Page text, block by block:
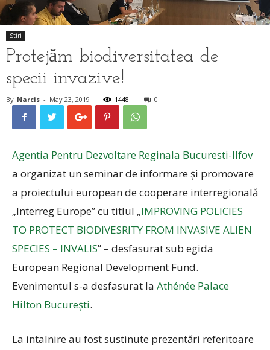
Stiri
Protejăm biodiversitatea de
specii invazive!
By Narcis - May 23, 2019 1448 0
Agentia Pentru Dezvoltare Reginala Bucuresti-Ilfov
a organizat un seminar de informare și promovare
a proiectului european de cooperare interregională
„Interreg Europe” cu titlul „IMPROVING POLICIES
TO PROTECT BIODIVESRITY FROM INVASIVE ALIEN
SPECIES – INVALIS” – desfasurat sub egida
European Regional Development Fund.
Evenimentul s-a desfasurat la Athénée Palace
Hilton București.
La intalnire au fost sustinute prezentări referitoare